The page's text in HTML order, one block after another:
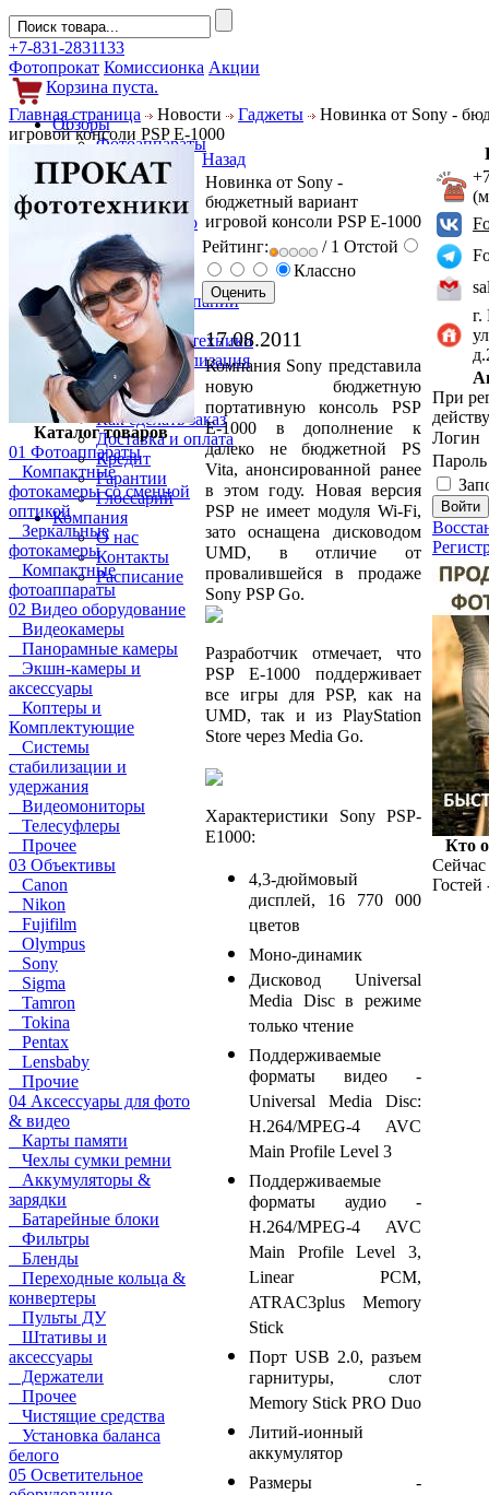
+7-831-2831133
Фотопрокат Комиссионка Акции
Корзина пуста.
Обзоры
Фотоаппараты
Объективы
Фильтры
Новости
Фото и видео
Гаджеты
Аксессуары
Слухи
Новости компании
Услуги
Прокат фототехники
Выкуп и реализация
Покупателям
Акции
Как сделать заказ
Доставка и оплата
Кредит
Гарантии
Глоссарий
Компания
О нас
Контакты
Расписание
Главная страница Новости Гаджеты
Новинка от Sony -
игровой консоли PSP E-1000
Каталог товаров
01 Фотоаппараты
Компактные
фотокамеры со сменной
оптикой
Зеркальные
фотокамеры
Компактные
фотоаппараты
02 Видео оборудование
Видеокамеры
Панорамные камеры
Экшн-камеры и
аксессуары
Коптеры и
Комплектующие
Системы
стабилизации и
удержания
Видеомониторы
Телесуфлеры
Прочее
03 Объективы
Canon
Nikon
Fujifilm
Olympus
Sony
Sigma
Tamron
Tokina
Pentax
Lensbaby
Прочие
04 Аксессуары для фото
& видео
Карты памяти
Чехлы сумки ремни
Аккумуляторы &
зарядки
Батарейные блоки
Фильтры
Бленды
Переходные кольца &
конвертеры
Пульты ДУ
Штативы и
аксессуары
Держатели
Прочее
Чистящие средства
Установка баланса
белого
05 Осветительное
Назад
Новинка от Sony -
бюджетный вариант
игровой консоли PSP E-1000
Рейтинг:
/ 1 Отстой
Классно
17.08.2011
Компания Sony представила
новую бюджетную
портативную консоль PSP
E-1000 в дополнение к
далеко не бюджетной PS
Vita, анонсированной ранее
в этом году. Новая версия
PSP не имеет модуля Wi-Fi,
зато оснащена дисководом
UMD, в отличие от
провалившейся в продаже
Sony PSP Go.
Разработчик отмечает, что
PSP E-1000 поддерживает
все игры для PSP, как на
UMD, так и из PlayStation
Store через Media Go.
Характеристики Sony PSP-
E1000:
4,3-дюймовый
дисплей, 16 770 000
цветов
Моно-динамик
Дисковод Universal
Media Disc в режиме
только чтение
Поддерживаемые
форматы видео -
Universal Media Disc:
H.264/MPEG-4 AVC
Main Profile Level 3
Поддерживаемые
форматы аудио -
H.264/MPEG-4 AVC
Main Profile Level 3,
Linear PCM,
ATRAC3plus Memory
Stick
Порт USB 2.0, разъем
гарнитуры, слот
Memory Stick PRO Duo
Литий-ионный
аккумулятор
Размеры -
При
Логин
Кто
Сейчас
Гостей